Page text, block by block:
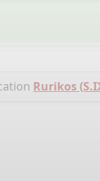
Rurikos